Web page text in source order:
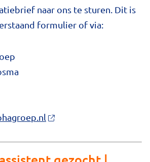
naar ons te sturen. Dit is
formulier of via: